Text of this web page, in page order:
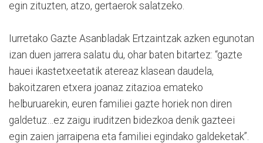
egin zituzten, atzo, gertaerok salatzeko.
Iurretako Gazte Asanbladak Ertzaintzak azken egunotan
izan duen jarrera salatu du, ohar baten bitartez: “gazte
hauei ikastetxeetatik atereaz klasean daudela,
bakoitzaren etxera joanaz zitazioa emateko
helburuarekin, euren familiei gazte horiek non diren
galdetuz…ez zaigu iruditzen bidezkoa denik gazteei
egin zaien jarraipena eta familiei egindako galdeketak”.